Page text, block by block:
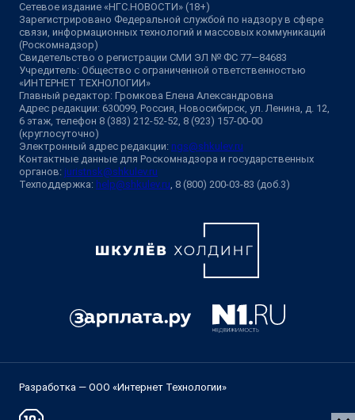
Сетевое издание «НГС.НОВОСТИ» (18+)
Зарегистрировано Федеральной службой по надзору в сфере
связи, информационных технологий и массовых коммуникаций
(Роскомнадзор)
Свидетельство о регистрации СМИ ЭЛ № ФС 77—84683
Учредитель: Общество с ограниченной ответственностью
«ИНТЕРНЕТ ТЕХНОЛОГИИ»
Главный редактор: Громкова Елена Александровна
Адрес редакции: 630099, Россия, Новосибирск, ул. Ленина, д. 12,
6 этаж, телефон 8 (383) 212-52-52, 8 (923) 157-00-00
(круглосуточно)
Электронный адрес редакции: ngs@shkulev.ru
Контактные данные для Роскомнадзора и государственных
органов: juristnsk@shkulev.ru
Техподдержка: help@shkulev.ru, 8 (800) 200-03-83 (доб.3)
Разработка — ООО «Интернет Технологии»